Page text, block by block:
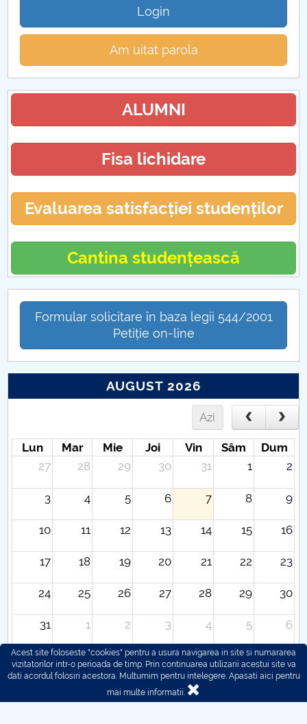
Login
Am uitat parola
ALUMNI
Fisa lichidare
Evaluarea satisfacției studenților
Cantina studențească
Formular solicitare în baza legii 544/2001
Petiție on-line
AUGUST 2026
Azi
Lun Mar Mie Joi Vin Sâm
Dum
27
28 29 30 31 1 2
3 4 5 6 7 8 9
10 11 12 13 14 15 16
17 18 19 20 21 22 23
24 25 26 27 28 29 30
31 1 2 3 4 5 6
Acest site foloseste "cookies" pentru a usura navigarea in site si numararea
vizitatorilor intr-o perioada de timp. Prin continuarea utilizarii acestui site va
dati acordul folosiri acestora. Multumim pentru intelegere. Apasati aici pentru
mai multe informatii.